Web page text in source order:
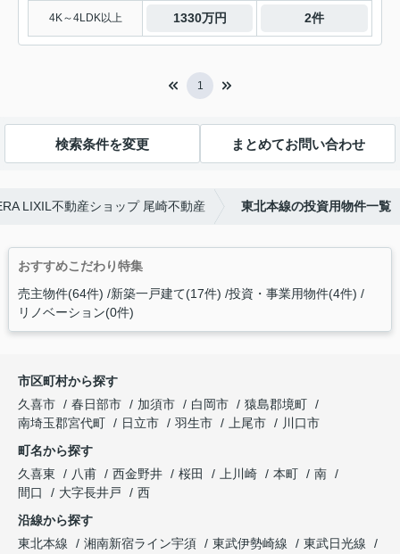
4K～4LDK以上 1330万円 2件
1
検索条件を変更 まとめてお問い合わせ
LIXIL不動産ショップ 尾崎不動産 東北本線の投資用物件一覧
おすすめこだわり特集
売主物件(64件) 新築一戸建て(17件) 投資・事業用物件(4件)
リノベーション(0件)
市区町村から探す
久喜市
春日部市 加須市 白岡市
猿島郡境町
南埼玉郡宮代町
日立市 羽生市 上尾市
川口市
町名から探す
久喜東
八甫 西金野井 桜田 上川崎 本町
南
間口
大字長井戸
西
沿線から探す
東北本線
湘南新宿ライン宇須 東武伊勢崎線
東武日光線